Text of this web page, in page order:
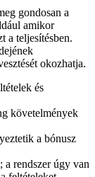
gondosan a
amikor
a teljesítésben.
okozhatja.
és
követelmények
a bónusz
a rendszer úgy van